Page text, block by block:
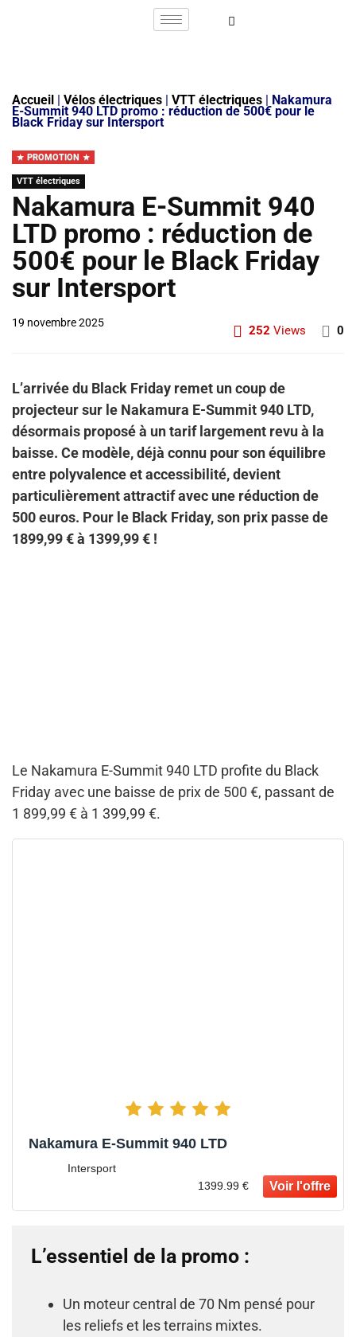
Accueil | Vélos électriques | VTT électriques | Nakamura
E-Summit 940 LTD promo : réduction de 500€ pour le
Black Friday sur Intersport
PROMOTION
VTT électriques
Nakamura E-Summit 940
LTD promo : réduction de
500€ pour le Black Friday
sur Intersport
19 novembre 2025
252 Views 0
L’arrivée du Black Friday remet un coup de
projecteur sur le Nakamura E-Summit 940 LTD,
désormais proposé à un tarif largement revu à la
baisse. Ce modèle, déjà connu pour son équilibre
entre polyvalence et accessibilité, devient
particulièrement attractif avec une réduction de
500 euros. Pour le Black Friday, son prix passe de
1899,99 € à 1399,99 € !
Le Nakamura E-Summit 940 LTD profite du Black
Friday avec une baisse de prix de 500 €, passant de
1 899,99 € à 1 399,99 €.
Nakamura E-Summit 940 LTD
Intersport
1399.99 €
L’essentiel de la promo :
Un moteur central de 70 Nm pensé pour
les reliefs et les terrains mixtes.